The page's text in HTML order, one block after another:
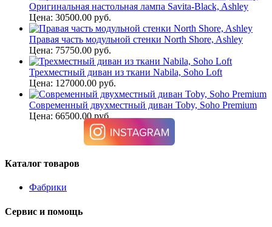
Оригинальная настольная лампа Savita-Black, Ashley
Цена: 30500.00 руб.
Правая часть модульной стенки North Shore, Ashley
Цена: 75750.00 руб.
Трехместный диван из ткани Nabila, Soho Loft
Цена: 127000.00 руб.
Современный двухместный диван Toby, Soho Premium
Цена: 66500.00 руб.
Каталог товаров
Фабрики
Сервис и помощь